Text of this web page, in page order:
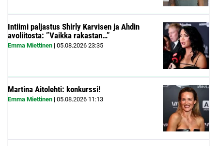
Intiimi paljastus Shirly Karvisen ja Ahdin
avoliitosta: ”Vaikka rakastan…”
Emma Miettinen | 05.08.2026 23:35
Martina Aitolehti: konkurssi!
Emma Miettinen | 05.08.2026 11:13